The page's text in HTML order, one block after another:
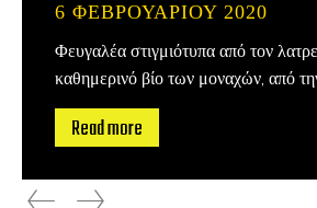
6 ΦΕΒΡΟΥΑΡΊΟΥ 2020
Φευγαλέα στιγμιότυπα από τον
καθημερινό βίο των μοναχών, από
Read more